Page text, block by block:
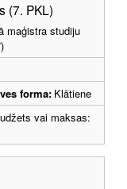
(7. PKL)
maģistra studiju
forma: Klātiene
vai maksas: